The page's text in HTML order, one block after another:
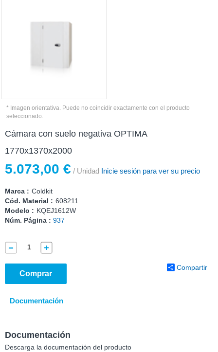
* Imagen orientativa. Puede no coincidir exactamente con el producto
seleccionado.
Cámara con suelo negativa OPTIMA
1770x1370x2000
5.073,00 € / Unidad Inicie sesión para ver su precio
Marca : Coldkit
Cód. Material : 608211
Modelo : KQEJ1612W
Núm. Página : 937
Comprar
Compartir
Documentación
Documentación
Descarga la documentación del producto